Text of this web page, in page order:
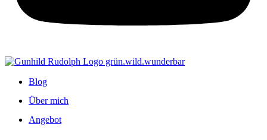
Blog
Über mich
Angebot